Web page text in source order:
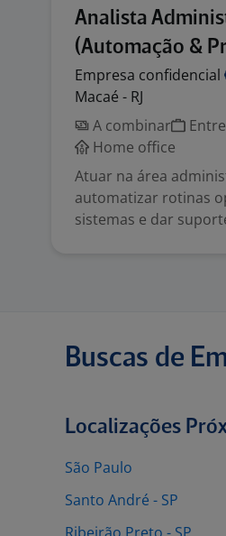
Analista
(Automação &
Empresa confidencial
Macaé - RJ
A combinar
Home office
Atuar na área
automatizar rotinas
sistemas e dar
Buscas de
Localizações
São Paulo
Santo André - SP